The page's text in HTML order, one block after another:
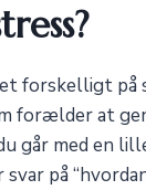
forskelligt på
forælder at
går med en
på